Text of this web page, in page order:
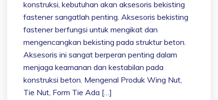
konstruksi, kebutuhan akan aksesoris bekisting
fastener sangatlah penting. Aksesoris bekisting
fastener berfungsi untuk mengikat dan
mengencangkan bekisting pada struktur beton.
Aksesoris ini sangat berperan penting dalam
menjaga keamanan dan kestabilan pada
konstruksi beton. Mengenal Produk Wing Nut,
Tie Nut, Form Tie Ada […]